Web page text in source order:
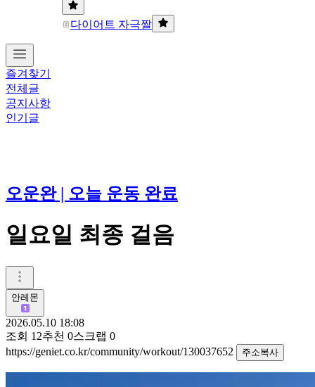
다이어트 자극짤
즐겨찾기
전체글
공지사항
인기글
오운완 | 오늘 운동 완료
일요일 최종 걸음
안레몬
2026.05.10 18:08
조회 12추천 0스크랩 0
https://geniet.co.kr/community/workout/130037652
주소복사